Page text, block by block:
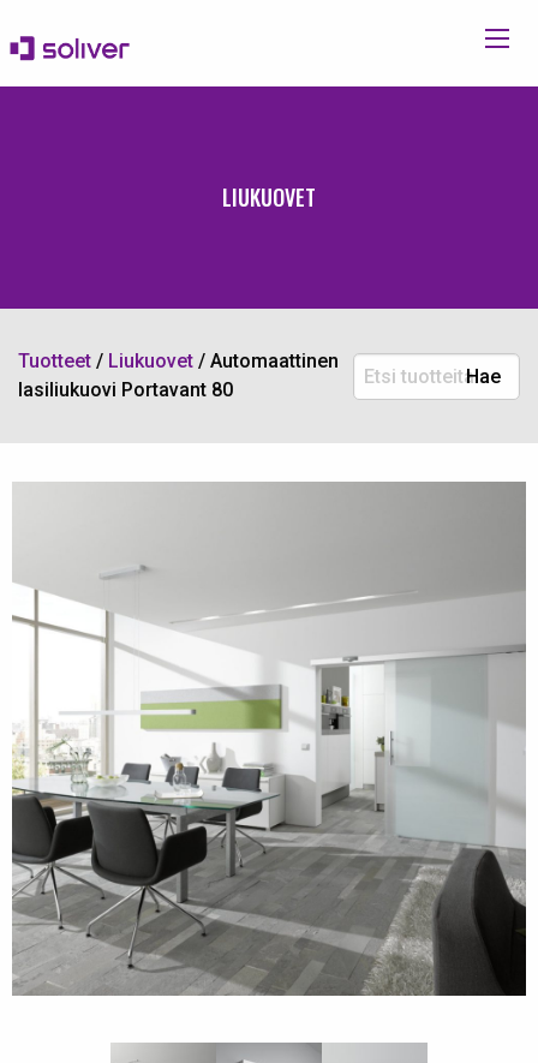
LIUKUOVET
Tuotteet / Liukuovet / Automaattinen
lasiliukuovi Portavant 80
Etsi
tuotteita:
Hae